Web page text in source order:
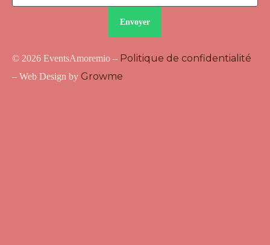
Envoyer
© 2026 EventsAmoremio – Politique de confidentialité
– Web Design by Growme